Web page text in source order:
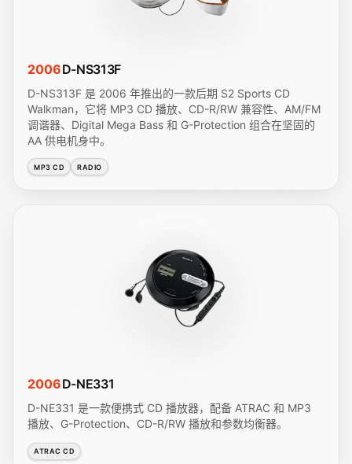
2006D-NS313F
D-NS313F 是 2006 年推出的一款后期 S2 Sports CD
Walkman，它将 MP3 CD 播放、CD-R/RW 兼容性、AM/FM
调谐器、Digital Mega Bass 和 G-Protection 组合在坚固的
AA 供电机身中。
MP3 CD RADIO
2006D-NE331
D-NE331 是一款便携式 CD 播放器，配备 ATRAC 和 MP3
播放、G-Protection、CD-R/RW 播放和参数均衡器。
ATRAC CD